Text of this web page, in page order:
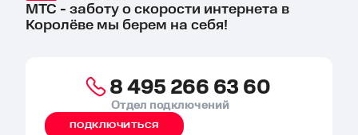
МТС - заботу о скорости интернета в
Королёве мы берем на себя!
8 495 266 63 60
Отдел подключений
ПОДКЛЮЧИТЬСЯ